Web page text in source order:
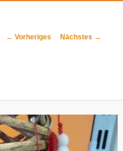
Bilder-Navigation
← Vorheriges Nächstes →